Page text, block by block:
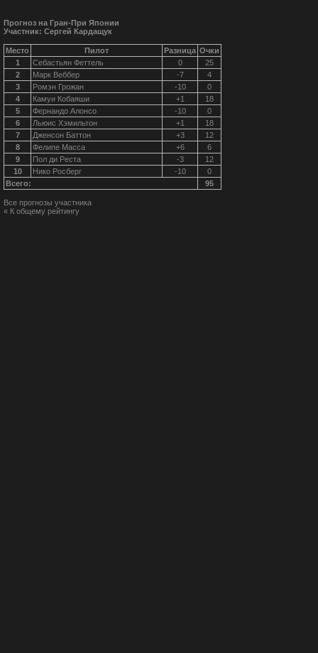
Прогноз на Гран-При Японии
Участник: Сергей Кардащук
Место Пилот Разница Очки
1
Себастьян Феттель 0
25
2
Марк Веббер -7
4
3
Ромэн Грожан -10
0
4
Камуи Кобаяши +1
18
5
Фернандо Алонсо -10
0
6
Льюис Хэмильтон +1
18
7
Дженсон Баттон +3
12
8
Фелипе Масса +6
6
9
Пол ди Реста -3
12
10
Нико Росберг -10
0
Всего:
95
Все прогнозы участника
« К общему рейтингу